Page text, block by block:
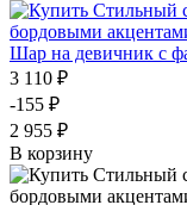
Шар на девичник с
3 110 ₽
-155 ₽
2 955 ₽
В корзину